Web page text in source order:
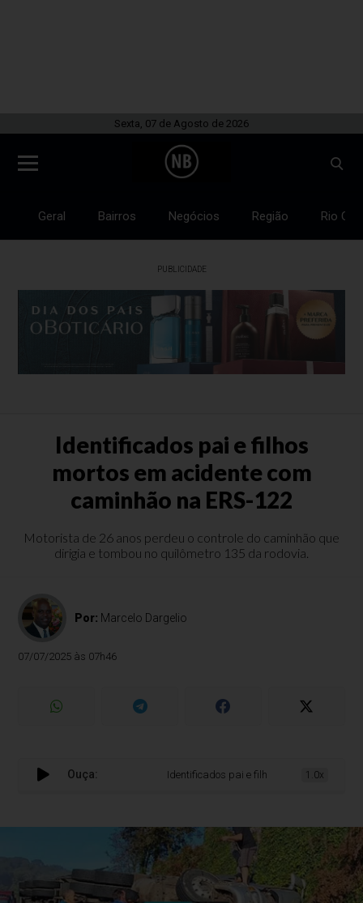
Sexta, 07 de Agosto de 2026
Geral Bairros Negócios Região Rio
PUBLICIDADE
Identificados pai e filhos
mortos em acidente com
caminhão na ERS-122
Motorista de 26 anos perdeu o controle do caminhão que
dirigia e tombou no quilômetro 135 da rodovia.
Por: Marcelo Dargelio
07/07/2025 às 07h46
Ouça: Identificados pai e filhos mortos em acidente
1.0x